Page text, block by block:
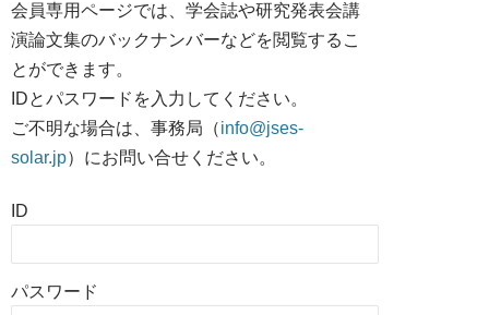
会員専用ページでは、学会誌や研究発表会講
演論文集のバックナンバーなどを閲覧するこ
とができます。
IDとパスワードを入力してください。
ご不明な場合は、事務局（info@jses-
solar.jp）にお問い合せください。
ID
パスワード